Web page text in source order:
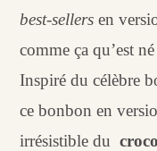
best-sellers en
comme ça qu’est
Inspiré du célèbre
ce bonbon en
irrésistible du